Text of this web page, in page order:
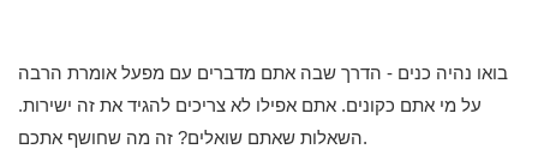
בואו נהיה כנים - הדרך שבה אתם מדברים עם מפעל אומרת הרבה
על מי אתם כקונים. אתם אפילו לא צריכים להגיד את זה ישירות.
השאלות שאתם שואלים? זה מה שחושף אתכם.